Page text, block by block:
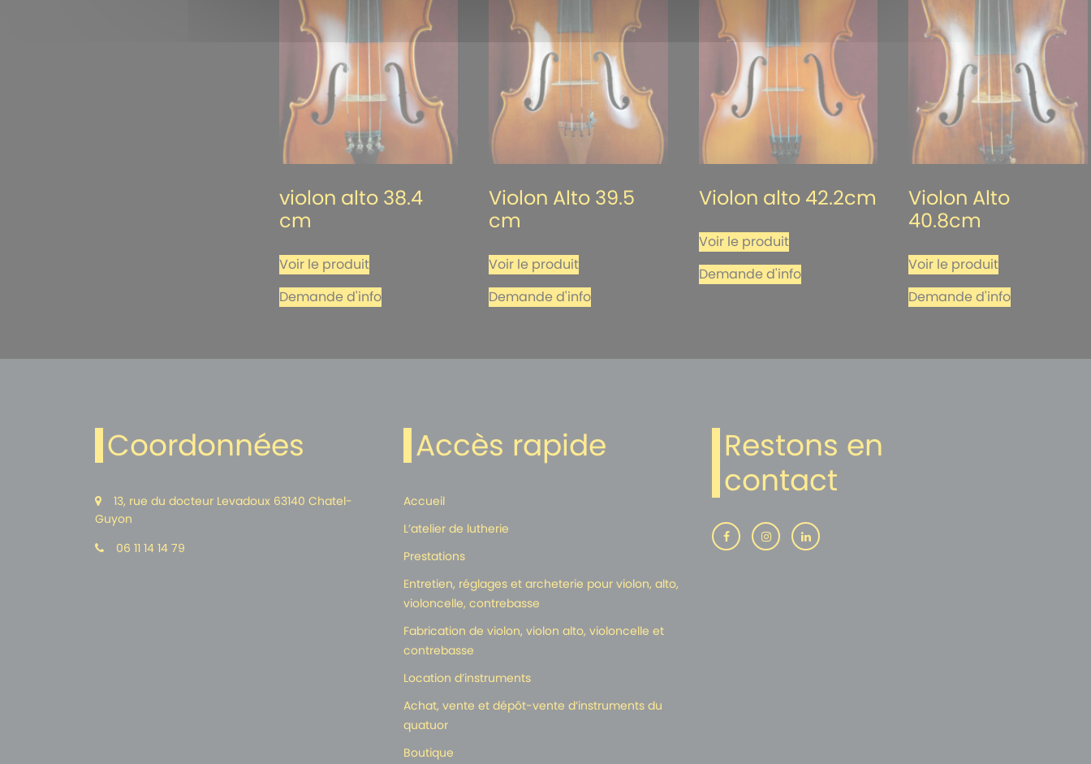
violon alto 38.4
cm
Voir le produit
Demande d'info
Violon Alto 39.5
cm
Voir le produit
Demande d'info
Violon alto 42.2cm
Voir le produit
Demande d'info
Violon Alto
40.8cm
Voir le produit
Demande d'info
Coordonnées
13, rue du docteur Levadoux 63140 Chatel-
Guyon
06 11 14 14 79
Accès rapide
Accueil
L’atelier de lutherie
Prestations
Entretien, réglages et archeterie pour violon, alto,
violoncelle, contrebasse
Fabrication de violon, violon alto, violoncelle et
contrebasse
Location d’instruments
Achat, vente et dépôt-vente d’instruments du
quatuor
Boutique
Restons en
contact